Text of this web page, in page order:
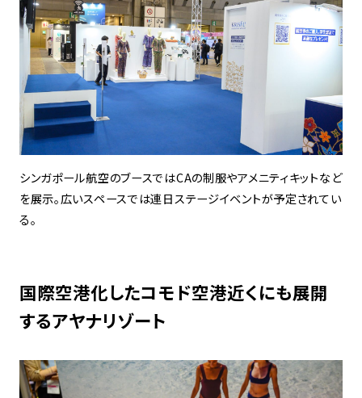
シンガポール航空のブースではCAの制服やアメニティキットなど
を展示。広いスペースでは連日ステージイベントが予定されてい
る。
国際空港化したコモド空港近くにも展開
するアヤナリゾート